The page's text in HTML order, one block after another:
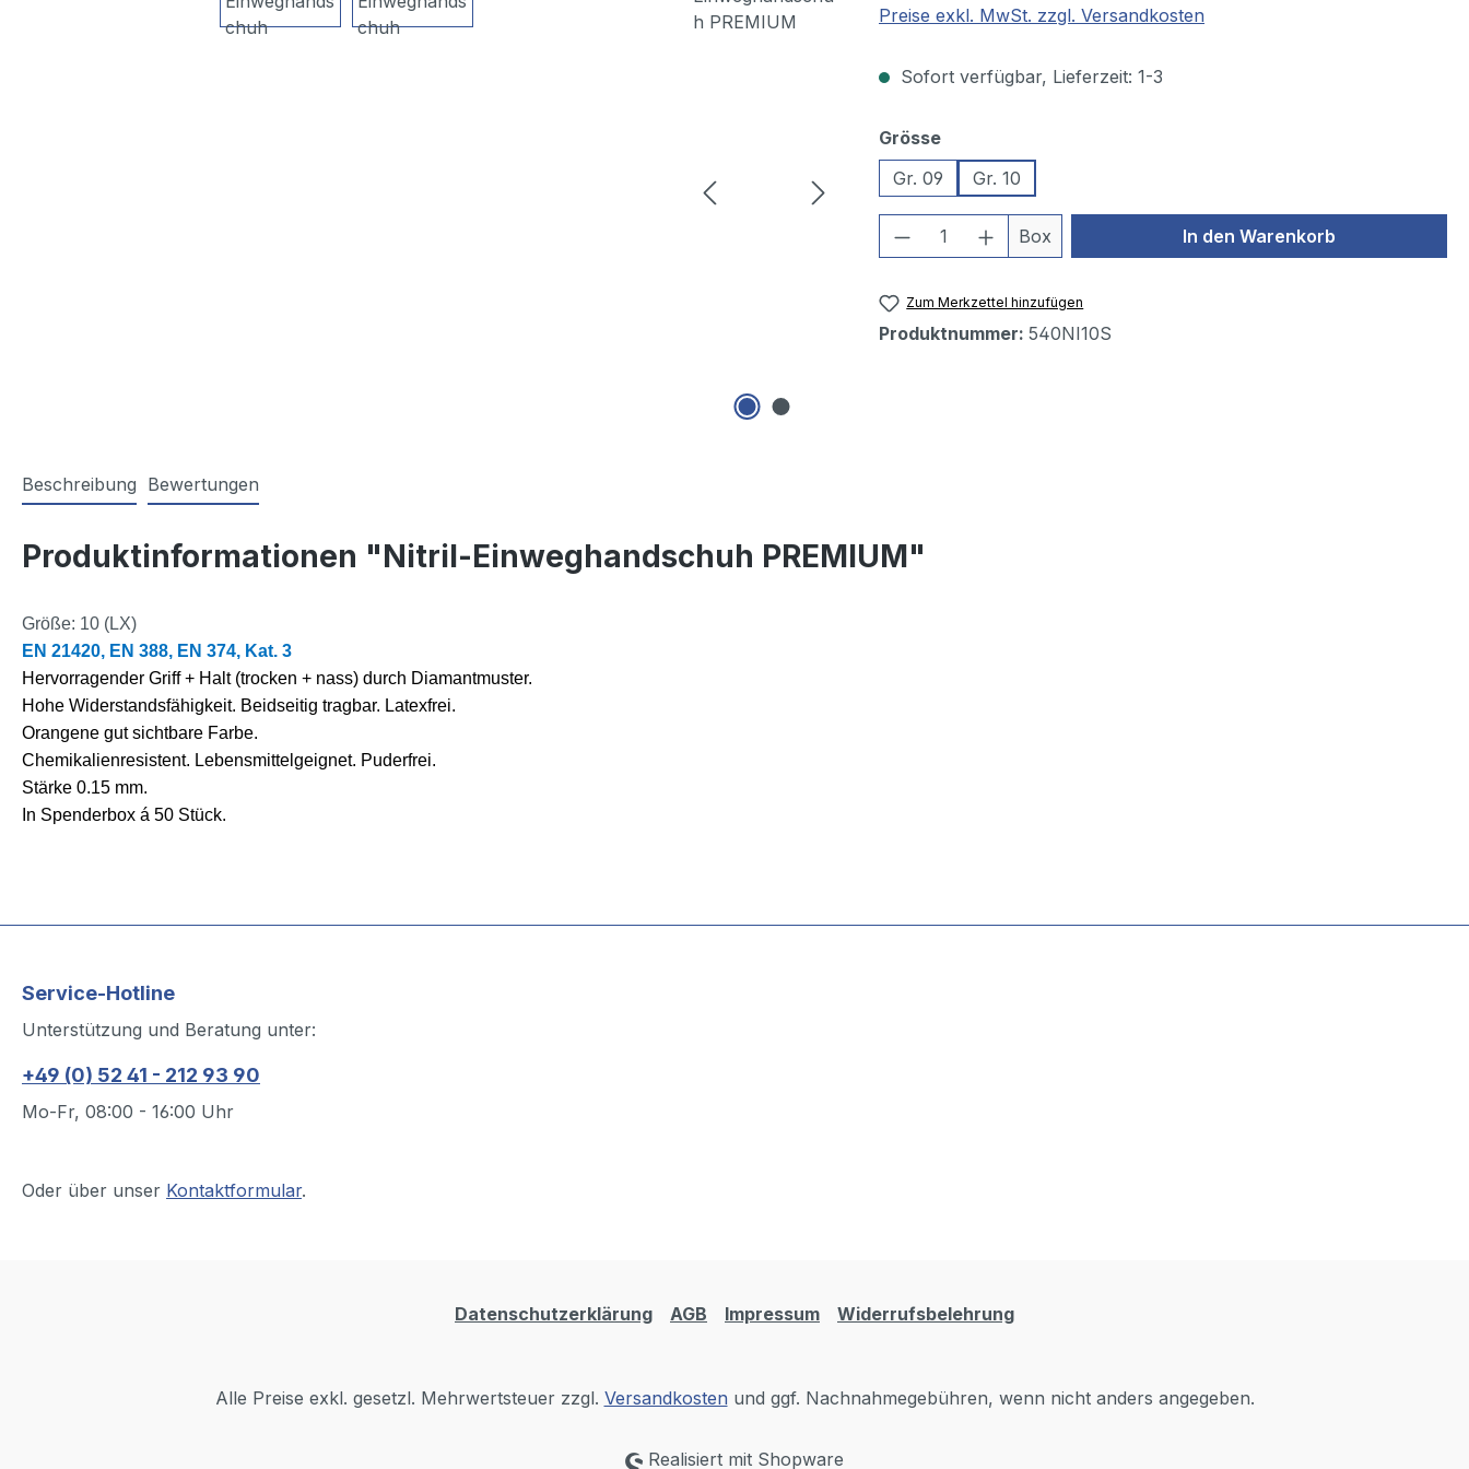
Preise exkl. MwSt. zzgl. Versandkosten
Sofort verfügbar, Lieferzeit: 1-3
Grösseauswählen
Gr. 09
Gr. 10
Produkt Anzahl: Gib den gewünschten Wert
Box In den Warenkorb
Zum Merkzettel hinzufügen
Produktnummer: 540NI10S
Beschreibung Bewertungen
Produktinformationen "Nitril-Einweghandschuh PREMIUM"
Größe: 10 (LX)
EN 21420, EN 388, EN 374, Kat. 3
Hervorragender Griff + Halt (trocken + nass) durch Diamantmuster.
Hohe Widerstandsfähigkeit. Beidseitig tragbar. Latexfrei.
Orangene gut sichtbare Farbe.
Chemikalienresistent. Lebensmittelgeignet. Puderfrei.
Stärke 0.15 mm.
In Spenderbox á 50 Stück.
Service-Hotline
Unterstützung und Beratung unter:
+49 (0) 52 41 - 212 93 90
Mo-Fr, 08:00 - 16:00 Uhr
Oder über unser Kontaktformular.
Datenschutzerklärung AGB Impressum Widerrufsbelehrung
Alle Preise exkl. gesetzl. Mehrwertsteuer zzgl. Versandkosten und ggf. Nachnahmegebühren, wenn nicht anders angegeben.
Realisiert mit Shopware